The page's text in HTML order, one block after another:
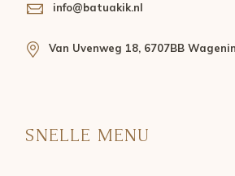
info@batuakik.nl
Van Uvenweg 18, 6707BB
SNELLE MENU